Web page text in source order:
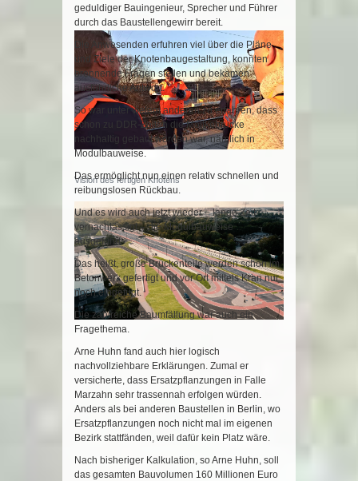
Vision des fertigen Knotens
geduldiger Bauingenieur, Sprecher und Führer
durch das Baustellengewirr bereit.
Die Anwesenden erfuhren viel über die Pläne
und Ziele der Knotenbaugestaltung, konnten
brennende Fragen stellen und bekamen
ausführliche Antwort.
So war unter vielem anderen zu erfahren, dass
schon zu DDR-Zeiten die Moltkebrücke
nachhaltig gebaut worden war, nämlich in
Modulbauweise.
Das ermöglicht nun einen relativ schnellen und
reibungslosen Rückbau.
Und es wird auch jetzt wieder – lange Zeit
vernachlässigt – die Modulbauweise
ausgeführt.
Das heißt, große Brückenteile werden schon im
Betonwerk gefertigt und vor Ort mittels Kran nur
noch eingefügt.
Die zahlreiche Baumfällung war auch ein
Fragethema.
Arne Huhn fand auch hier logisch
nachvollziehbare Erklärungen. Zumal er
versicherte, dass Ersatzpflanzungen in Falle
Marzahn sehr trassennah erfolgen würden.
Anders als bei anderen Baustellen in Berlin, wo
Ersatzpflanzungen noch nicht mal im eigenen
Bezirk stattfänden, weil dafür kein Platz wäre.
Nach bisheriger Kalkulation, so Arne Huhn, soll
das gesamten Bauvolumen 160 Millionen Euro